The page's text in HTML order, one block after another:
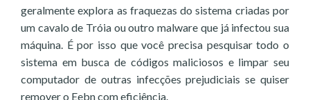
geralmente explora as fraquezas do sistema criadas por
um cavalo de Tróia ou outro malware que já infectou sua
máquina. É por isso que você precisa pesquisar todo o
sistema em busca de códigos maliciosos e limpar seu
computador de outras infecções prejudiciais se quiser
remover o Eebn com eficiência.